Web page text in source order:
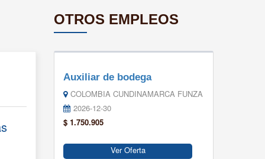
OTROS EMPLEOS
Auxiliar de bodega
COLOMBIA CUNDINAMARCA FUNZA
2026-12-30
$ 1.750.905
Ver Oferta